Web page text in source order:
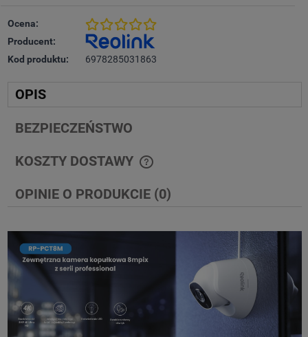
Ocena:
Producent:
Kod produktu:
6978285031863
OPIS
BEZPIECZEŃSTWO
KOSZTY DOSTAWY
CENA NIE ZAWIERA EWENTUALNYCH KOSZTÓW PŁATNOŚCI
OPINIE O PRODUKCIE (0)